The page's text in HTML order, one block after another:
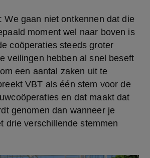
We gaan niet ontkennen dat die
moment wel naar boven is
coöperaties steeds groter
veilingen hebben al snel beseft
een aantal zaken uit te
VBT als één stem voor de
en dat maakt dat
genomen dan wanneer je
drie verschillende stemmen